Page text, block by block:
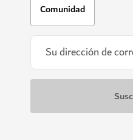
Comunidad